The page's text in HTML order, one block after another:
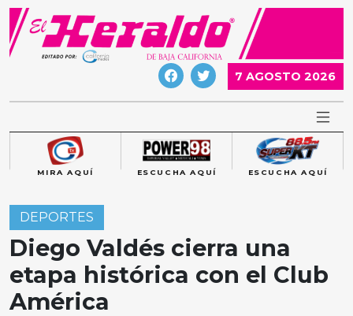
Skip
content
7 AGOSTO 2026
MIRA AQUÍ ESCUCHA AQUÍ ESCUCHA AQUÍ
DEPORTES
Diego Valdés cierra una
etapa histórica con el Club
América